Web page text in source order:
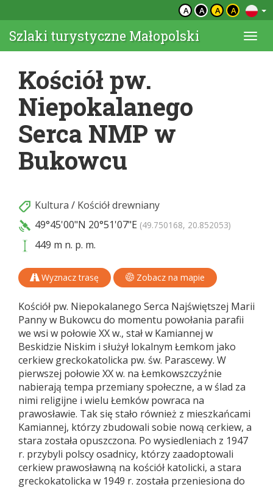
A A A A
Szlaki turystyczne Małopolski
Kościół pw.
Niepokalanego
Serca NMP w
Bukowcu
Kultura / Kościół drewniany
49°45'00"N 20°51'07"E (49.750168, 20.852053)
449 m n. p. m.
Wyznacz trasę Zobacz na mapie
Kościół pw. Niepokalanego Serca Najświętszej Marii
Panny w Bukowcu do momentu powołania parafii
we wsi w połowie XX w., stał w Kamiannej w
Beskidzie Niskim i służył lokalnym Łemkom jako
cerkiew greckokatolicka pw. św. Parascewy. W
pierwszej połowie XX w. na Łemkowszczyźnie
nabierają tempa przemiany społeczne, a w ślad za
nimi religijne i wielu Łemków powraca na
prawosławie. Tak się stało również z mieszkańcami
Kamiannej, którzy zbudowali sobie nową cerkiew, a
stara została opuszczona. Po wysiedleniach z 1947
r. przybyli polscy osadnicy, którzy zaadoptowali
cerkiew prawosławną na kościół katolicki, a stara
greckokatolicka w 1949 r. została przeniesiona do